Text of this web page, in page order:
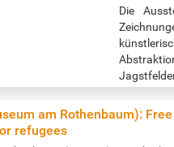
Biografie und sein…
Die
wurde. …
am Rothenbaum): Free
refugees